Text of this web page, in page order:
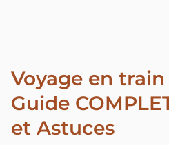
Voyage en
Guide
et Astuces